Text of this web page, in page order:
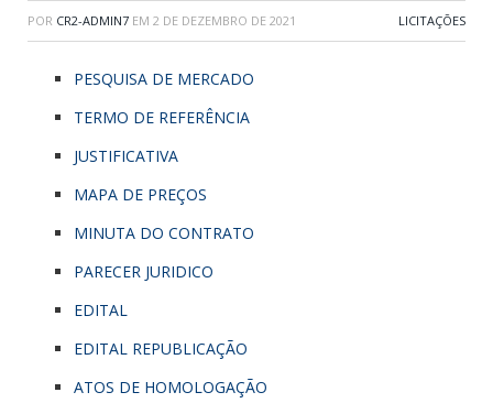
POR CR2-ADMIN7 EM 2 DE DEZEMBRO DE 2021 LICITAÇÕES
PESQUISA DE MERCADO
TERMO DE REFERÊNCIA
JUSTIFICATIVA
MAPA DE PREÇOS
MINUTA DO CONTRATO
PARECER JURIDICO
EDITAL
EDITAL REPUBLICAÇÃO
ATOS DE HOMOLOGAÇÃO